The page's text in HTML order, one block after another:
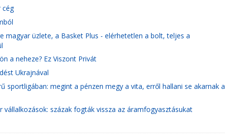
cég
magyar üzlete, a Basket Plus - elérhetetlen a bolt, teljes a
a neheze? Ez Viszont Privát
Ukrajnával
sportligában: megint a pénzen megy a vita, erről hallani se akarnak a
százak fogták vissza az áramfogyasztásukat